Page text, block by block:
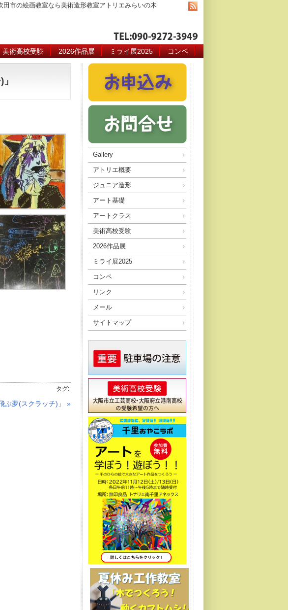
田市の絵画教室なら美術造形教室アトリエみらいの木
美術高校受験 2026作品展 ミライ展2025 コンペ
タグ:
ぶ夢(スクラッチ)」 »
Gallery
アトリエ概要
ジュニア造形
アート基礎
アートクラス
美術高校受験
2026作品展
ミライ展2025
コンペ
リンク
メール
サイトマップ